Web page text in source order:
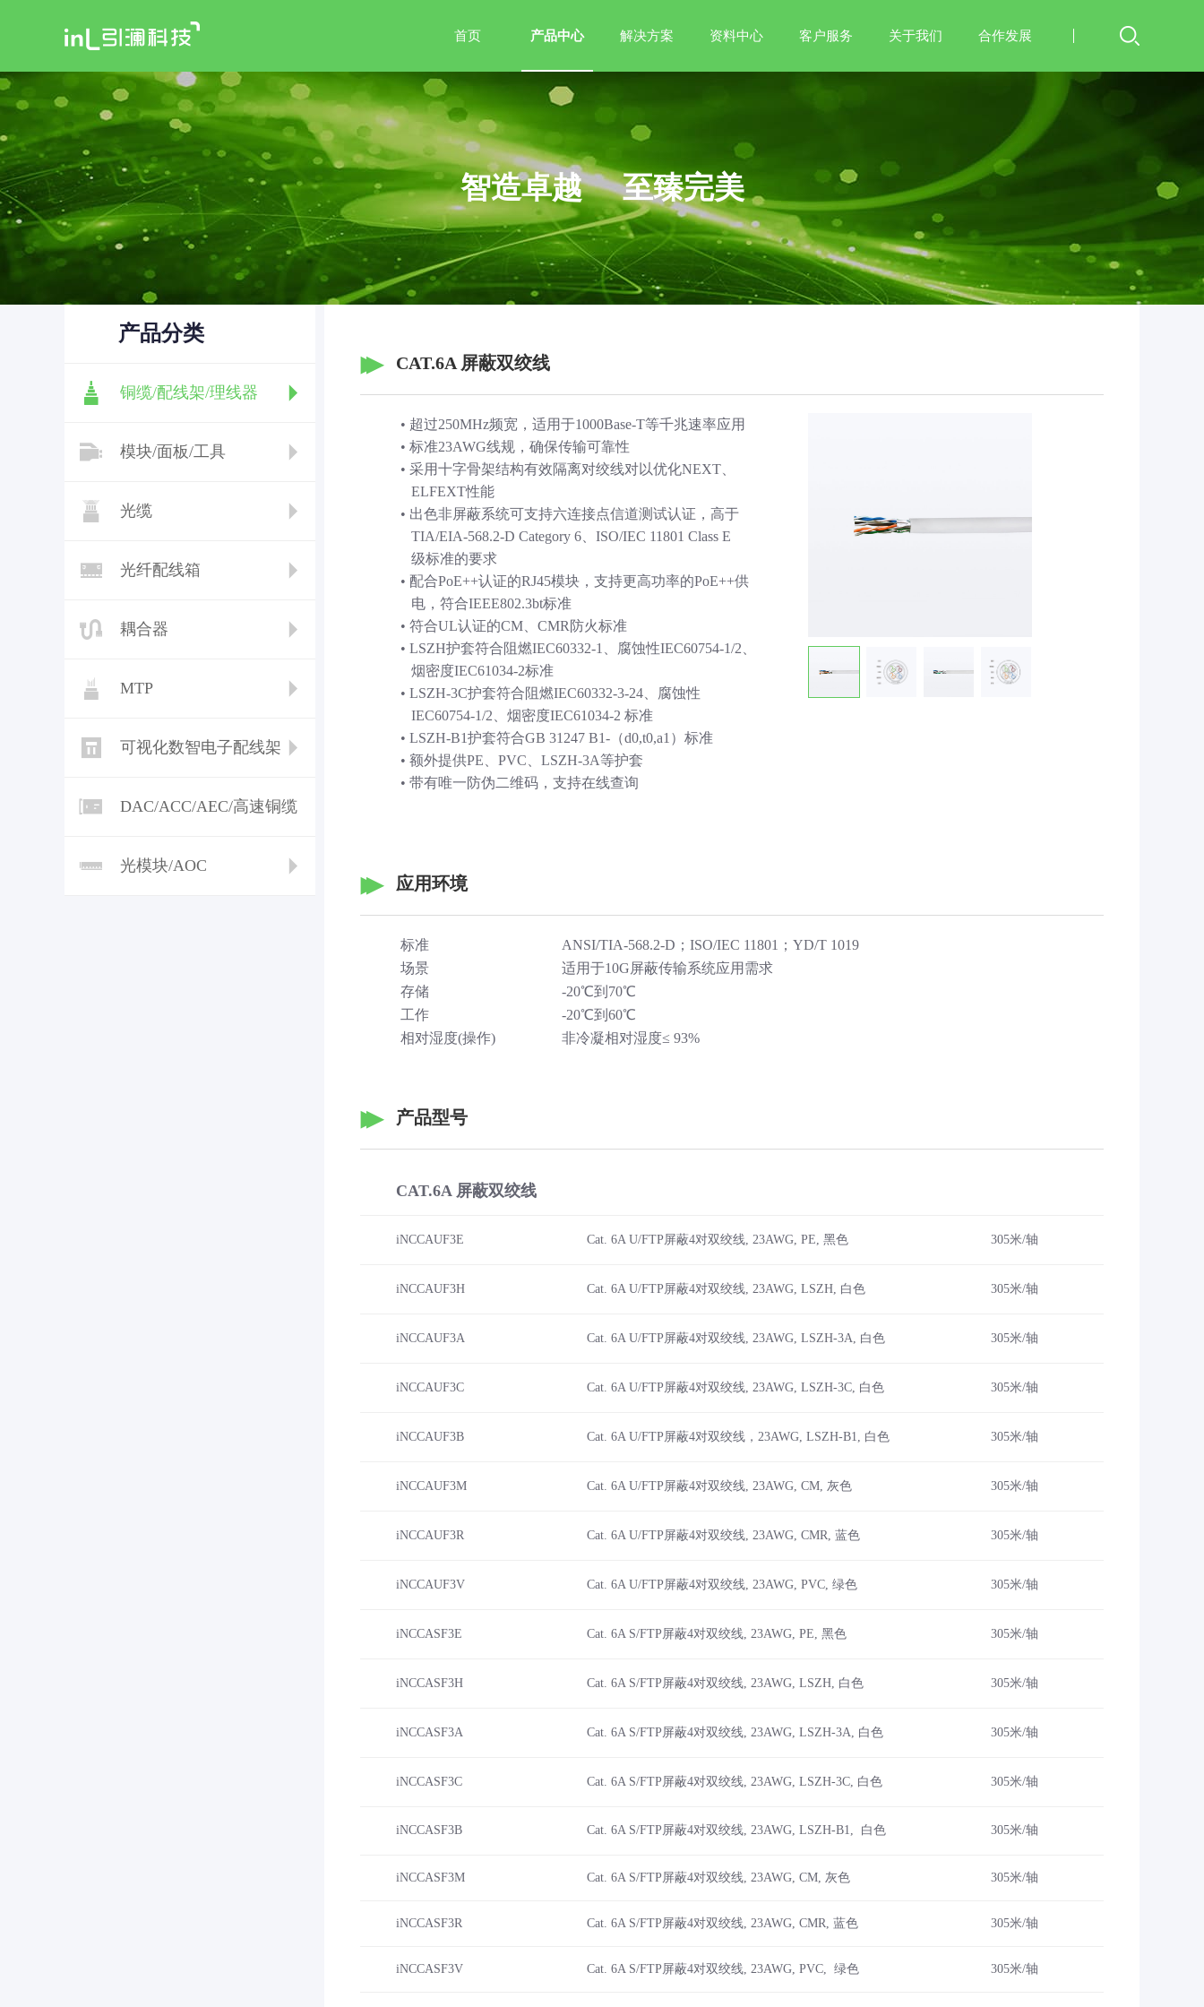
首页 产品中心 解决方案 资料中心 客户服务 关于我们 合作发展
智造卓越 至臻完美
产品分类
铜缆/配线架/理线器
模块/面板/工具
光缆
光纤配线箱
耦合器
MTP
可视化数智电子配线架
DAC/ACC/AEC/高速铜缆
光模块/AOC
CAT.6A 屏蔽双绞线
• 超过250MHz频宽，适用于1000Base-T等千兆速率应用
• 标准23AWG线规，确保传输可靠性
• 采用十字骨架结构有效隔离对绞线对以优化NEXT、
ELFEXT性能
• 出色非屏蔽系统可支持六连接点信道测试认证，高于
TIA/EIA-568.2-D Category 6、ISO/IEC 11801 Class E
级标准的要求
• 配合PoE++认证的RJ45模块，支持更高功率的PoE++供
电，符合IEEE802.3bt标准
• 符合UL认证的CM、CMR防火标准
• LSZH护套符合阻燃IEC60332-1、腐蚀性IEC60754-1/2、
烟密度IEC61034-2标准
• LSZH-3C护套符合阻燃IEC60332-3-24、腐蚀性
IEC60754-1/2、烟密度IEC61034-2 标准
• LSZH-B1护套符合GB 31247 B1-（d0,t0,a1）标准
• 额外提供PE、PVC、LSZH-3A等护套
• 带有唯一防伪二维码，支持在线查询
应用环境
标准
ANSI/TIA-568.2-D；ISO/IEC 11801；YD/T 1019
场景
适用于10G屏蔽传输系统应用需求
存储
-20℃到70℃
工作
-20℃到60℃
相对湿度(操作)
非冷凝相对湿度≤ 93%
产品型号
CAT.6A 屏蔽双绞线
iNCCAUF3E Cat. 6A U/FTP屏蔽4对双绞线, 23AWG, PE, 黑色 305米/轴
iNCCAUF3H Cat. 6A U/FTP屏蔽4对双绞线, 23AWG, LSZH, 白色 305米/轴
iNCCAUF3A Cat. 6A U/FTP屏蔽4对双绞线, 23AWG, LSZH-3A, 白色 305米/轴
iNCCAUF3C Cat. 6A U/FTP屏蔽4对双绞线, 23AWG, LSZH-3C, 白色 305米/轴
iNCCAUF3B Cat. 6A U/FTP屏蔽4对双绞线，23AWG, LSZH-B1, 白色 305米/轴
iNCCAUF3M Cat. 6A U/FTP屏蔽4对双绞线, 23AWG, CM, 灰色 305米/轴
iNCCAUF3R Cat. 6A U/FTP屏蔽4对双绞线, 23AWG, CMR, 蓝色 305米/轴
iNCCAUF3V Cat. 6A U/FTP屏蔽4对双绞线, 23AWG, PVC, 绿色 305米/轴
iNCCASF3E Cat. 6A S/FTP屏蔽4对双绞线, 23AWG, PE, 黑色 305米/轴
iNCCASF3H Cat. 6A S/FTP屏蔽4对双绞线, 23AWG, LSZH, 白色 305米/轴
iNCCASF3A Cat. 6A S/FTP屏蔽4对双绞线, 23AWG, LSZH-3A, 白色 305米/轴
iNCCASF3C Cat. 6A S/FTP屏蔽4对双绞线, 23AWG, LSZH-3C, 白色 305米/轴
iNCCASF3B Cat. 6A S/FTP屏蔽4对双绞线, 23AWG, LSZH-B1, 白色 305米/轴
iNCCASF3M Cat. 6A S/FTP屏蔽4对双绞线, 23AWG, CM, 灰色 305米/轴
iNCCASF3R Cat. 6A S/FTP屏蔽4对双绞线, 23AWG, CMR, 蓝色 305米/轴
iNCCASF3V Cat. 6A S/FTP屏蔽4对双绞线, 23AWG, PVC, 绿色 305米/轴